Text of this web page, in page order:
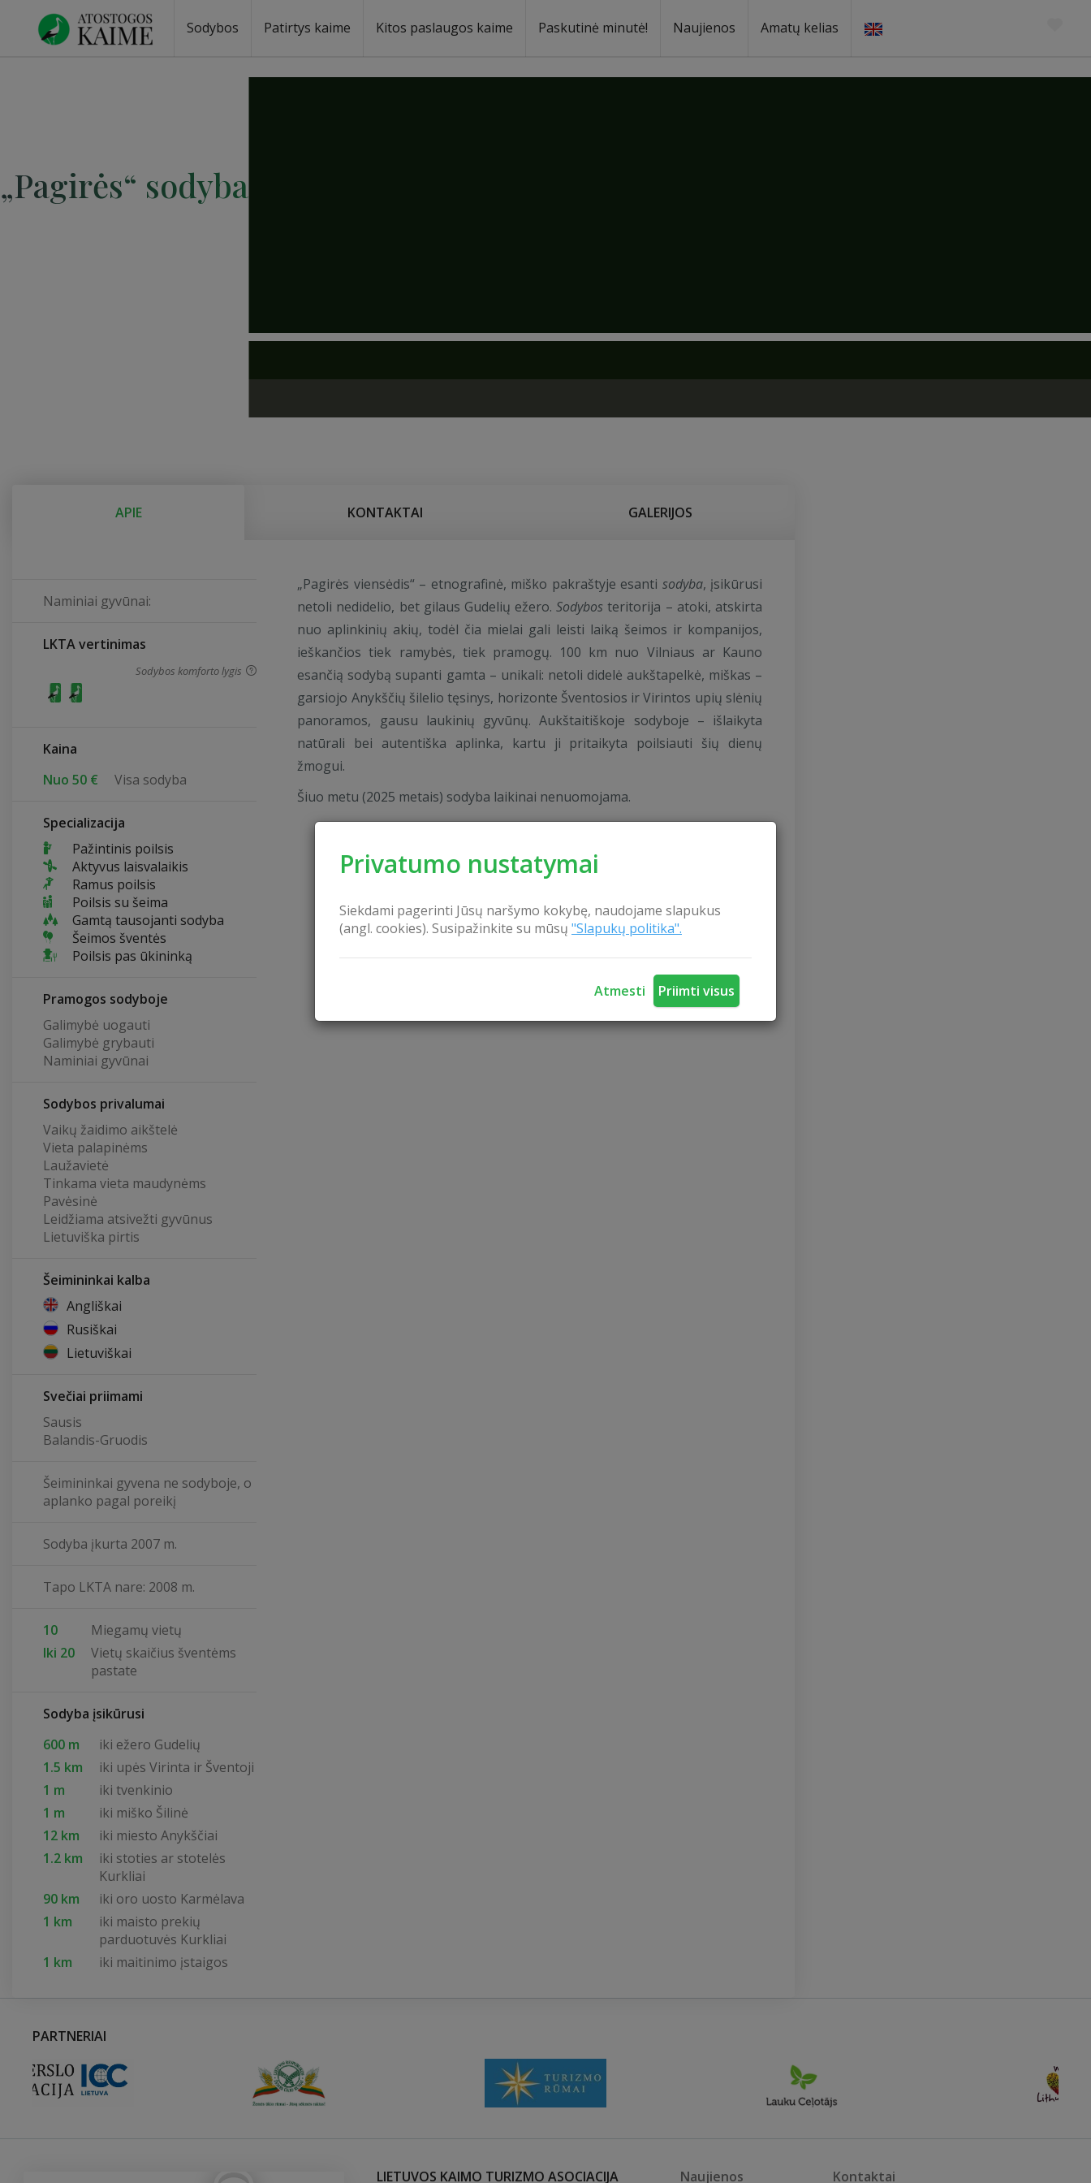
Privatumo nustatymai
Siekdami pagerinti Jūsų naršymo kokybę, naudojame slapukus
(angl. cookies). Susipažinkite su mūsų "Slapukų politika".
Atmesti Priimti visus
Sodybos Patirtys kaime Kitos paslaugos kaime Paskutinė minutė! Naujienos Amatų kelias
„Pagirės“ sodyba
APIE KONTAKTAI GALERIJOS
Naminiai gyvūnai:
LKTA vertinimas
Sodybos komforto lygis
Kaina
Nuo 50 €
Visa sodyba
Specializacija
Pažintinis poilsis
Aktyvus laisvalaikis
Ramus poilsis
Poilsis su šeima
Gamtą tausojanti sodyba
Šeimos šventės
Poilsis pas ūkininką
Pramogos sodyboje
Galimybė uogauti
Galimybė grybauti
Naminiai gyvūnai
Sodybos privalumai
Vaikų žaidimo aikštelė
Vieta palapinėms
Laužavietė
Tinkama vieta maudynėms
Pavėsinė
Leidžiama atsivežti gyvūnus
Lietuviška pirtis
Šeimininkai kalba
Angliškai
Rusiškai
Lietuviškai
Svečiai priimami
Sausis
Balandis-Gruodis
Šeimininkai gyvena ne sodyboje, o
aplanko pagal poreikį
Sodyba įkurta 2007 m.
Tapo LKTA nare: 2008 m.
10
Miegamų vietų
Iki 20
Vietų skaičius šventėms
pastate
Sodyba įsikūrusi
600 m
iki ežero Gudelių
1.5 km
iki upės Virinta ir Šventoji
1 m
iki tvenkinio
1 m
iki miško Šilinė
12 km
iki miesto Anykščiai
1.2 km
iki stoties ar stotelės
Kurkliai
90 km
iki oro uosto Karmėlava
1 km
iki maisto prekių
parduotuvės Kurkliai
1 km
iki maitinimo įstaigos
„Pagirės viensėdis“ – etnografinė, miško pakraštyje esanti sodyba, įsikūrusi
netoli nedidelio, bet gilaus Gudelių ežero.Sodybos teritorija – atoki, atskirta
nuo aplinkinių akių, todėl čia mielai gali leisti laiką šeimos ir kompanijos,
ieškančios tiek ramybės, tiek pramogų. 100 km nuo Vilniaus ar Kauno
esančią sodybą supanti gamta – unikali: netoli didelė aukštapelkė, miškas –
garsiojo Anykščių šilelio tęsinys, horizonte Šventosios ir Virintos upių slėnių
panoramos, gausu laukinių gyvūnų. Aukštaitiškoje sodyboje – išlaikyta
natūrali bei autentiška aplinka, kartu ji pritaikyta poilsiauti šių dienų
žmogui.
Šiuo metu (2025 metais) sodyba laikinai nenuomojama.
PARTNERIAI
LIETUVOS KAIMO TURIZMO ASOCIACIJA Naujienos Kontaktai